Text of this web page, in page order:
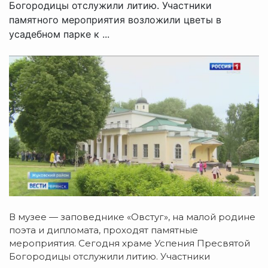
Богородицы отслужили литию. Участники
памятного мероприятия возложили цветы в
усадебном парке к ...
В музее — заповеднике «Овстуг», на малой родине
поэта и дипломата, проходят памятные
мероприятия. Сегодня храме Успения Пресвятой
Богородицы отслужили литию. Участники